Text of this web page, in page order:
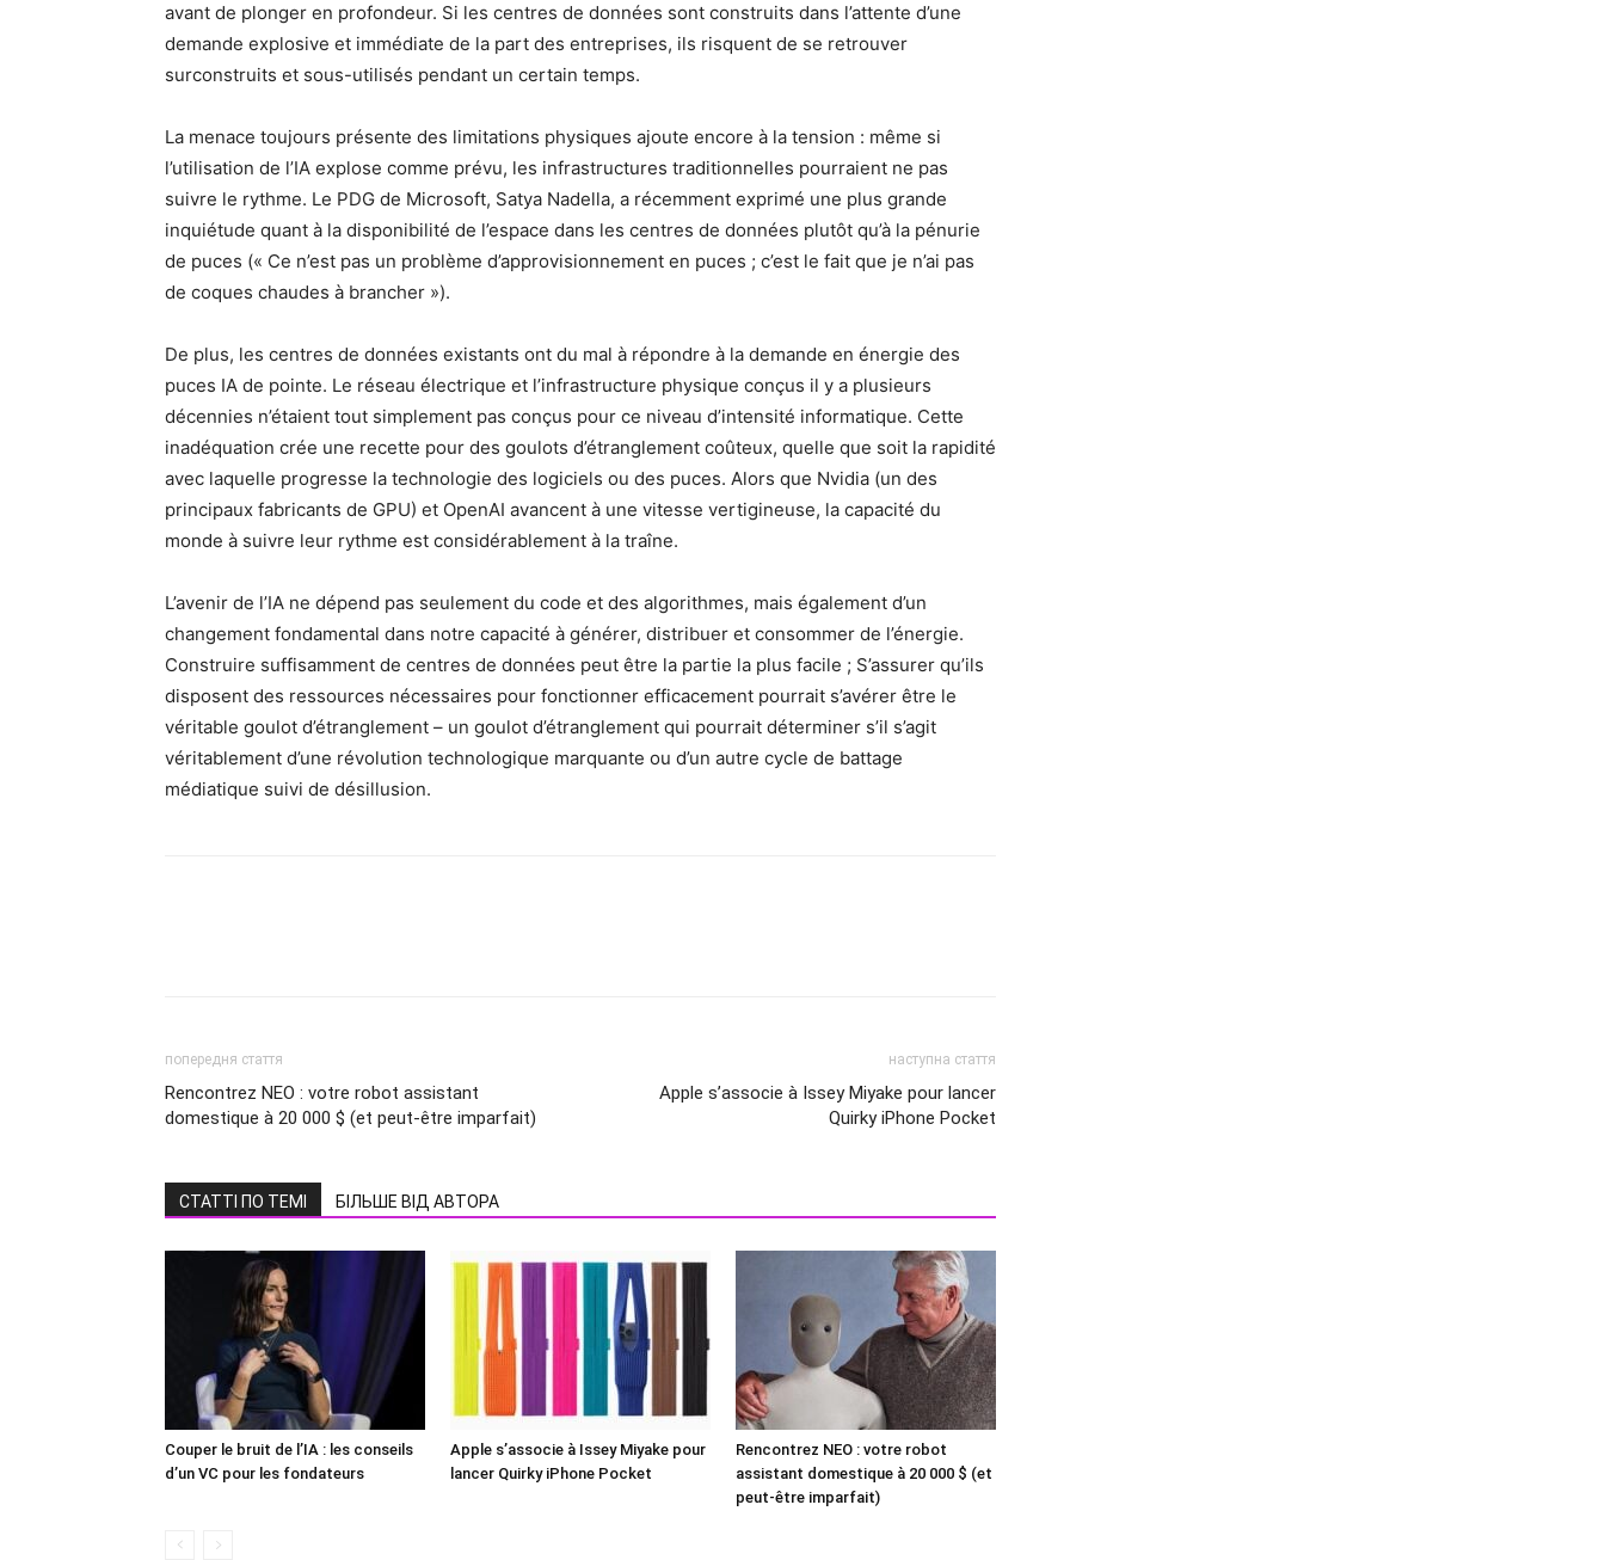
avant de plonger en profondeur. Si les centres de données sont construits dans l’attente d’une
demande explosive et immédiate de la part des entreprises, ils risquent de se retrouver
surconstruits et sous-utilisés pendant un certain temps.
La menace toujours présente des limitations physiques ajoute encore à la tension : même si
l’utilisation de l’IA explose comme prévu, les infrastructures traditionnelles pourraient ne pas
suivre le rythme. Le PDG de Microsoft, Satya Nadella, a récemment exprimé une plus grande
inquiétude quant à la disponibilité de l’espace dans les centres de données plutôt qu’à la pénurie
de puces (« Ce n’est pas un problème d’approvisionnement en puces ; c’est le fait que je n’ai pas
de coques chaudes à brancher »).
De plus, les centres de données existants ont du mal à répondre à la demande en énergie des
puces IA de pointe. Le réseau électrique et l’infrastructure physique conçus il y a plusieurs
décennies n’étaient tout simplement pas conçus pour ce niveau d’intensité informatique. Cette
inadéquation crée une recette pour des goulots d’étranglement coûteux, quelle que soit la rapidité
avec laquelle progresse la technologie des logiciels ou des puces. Alors que Nvidia (un des
principaux fabricants de GPU) et OpenAI avancent à une vitesse vertigineuse, la capacité du
monde à suivre leur rythme est considérablement à la traîne.
L’avenir de l’IA ne dépend pas seulement du code et des algorithmes, mais également d’un
changement fondamental dans notre capacité à générer, distribuer et consommer de l’énergie.
Construire suffisamment de centres de données peut être la partie la plus facile ; S’assurer qu’ils
disposent des ressources nécessaires pour fonctionner efficacement pourrait s’avérer être le
véritable goulot d’étranglement – ​​un goulot d’étranglement qui pourrait déterminer s’il s’agit
véritablement d’une révolution technologique marquante ou d’un autre cycle de battage
médiatique suivi de désillusion.
попередня стаття
Rencontrez NEO : votre robot assistant
domestique à 20 000 $ (et peut-être imparfait)
наступна стаття
Apple s’associe à Issey Miyake pour lancer
Quirky iPhone Pocket
СТАТТІ ПО ТЕМІ БІЛЬШЕ ВІД АВТОРА
Couper le bruit de l’IA : les conseils
d’un VC pour les fondateurs
Apple s’associe à Issey Miyake pour
lancer Quirky iPhone Pocket
Rencontrez NEO : votre robot
assistant domestique à 20 000 $ (et
peut-être imparfait)